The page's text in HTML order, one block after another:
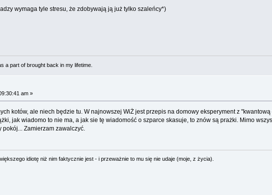
wymaga tyle stresu, że zdobywają ją już tylko szaleńcy*)
a part of brought back in my lifetime.
am »
kotów, ale niech będzie tu. W najnowszej WiŻ jest przepis na domowy eksperyment z
jak wiadomo to nie ma, a jak sie tę wiadomość o szparce skasuje, to znów są prażki. Mimo
Zamierzam zawalczyć.
idiotę niż nim faktycznie jest - i przeważnie to mu się nie udaje (moje, z życia).